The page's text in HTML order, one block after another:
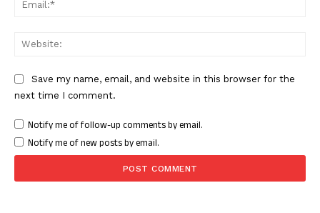
Save my name, email, and website in this browser for the
next time I comment.
Notify me of follow-up comments by email.
Notify me of new posts by email.